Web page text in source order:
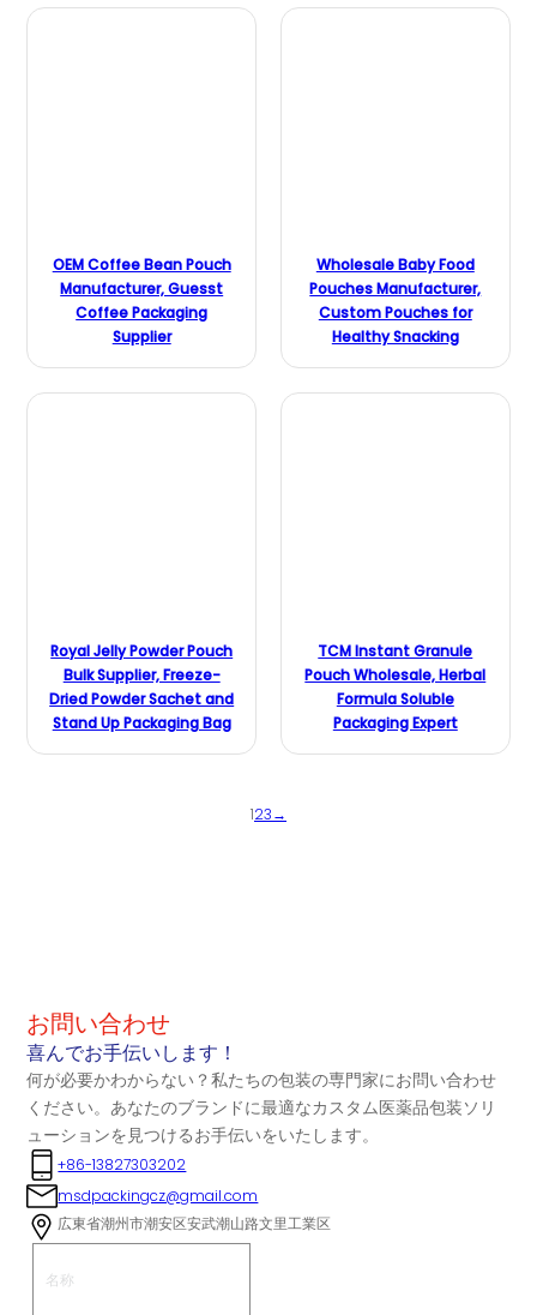
OEM Coffee Bean Pouch
Manufacturer, Guesst
Coffee Packaging
Supplier
Wholesale Baby Food
Pouches Manufacturer,
Custom Pouches for
Healthy Snacking
Royal Jelly Powder Pouch
Bulk Supplier, Freeze-
Dried Powder Sachet and
Stand Up Packaging Bag
TCM Instant Granule
Pouch Wholesale, Herbal
Formula Soluble
Packaging Expert
123→
お問い合わせ
喜んでお手伝いします！
何が必要かわからない？私たちの包装の専門家にお問い合わせ
ください。あなたのブランドに最適なカスタム医薬品包装ソリ
ューションを見つけるお手伝いをいたします。
+86-13827303202
msdpackingcz@gmail.com
広東省潮州市潮安区安武潮山路文里工業区